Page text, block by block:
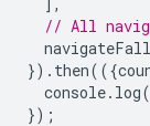
// All
}). then(({
console. log(
});